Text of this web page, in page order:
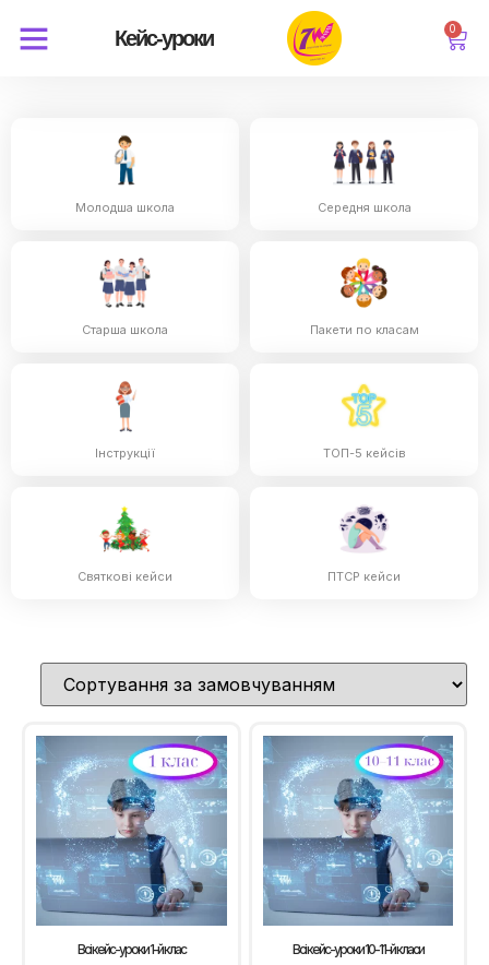
Кейс-уроки 0
Молодша школа Середня школа
Старша школа Пакети по класам
Інструкції ТОП-5 кейсів
Святкові кейси ПТСР кейси
Всі кейс-уроки 1-й клас Всі кейс-уроки 10-11-й класи